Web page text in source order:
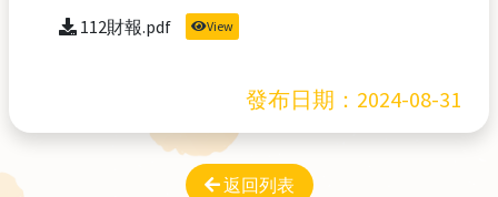
112財報.pdf View
發布日期： 2024-08-31
返回列表